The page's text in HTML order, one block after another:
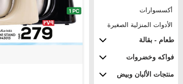
أكسسوارات
الأدوات المنزلية الصغيرة
طعام - بقالة
فواكه وخضروات
منتجات الألبان وبيض